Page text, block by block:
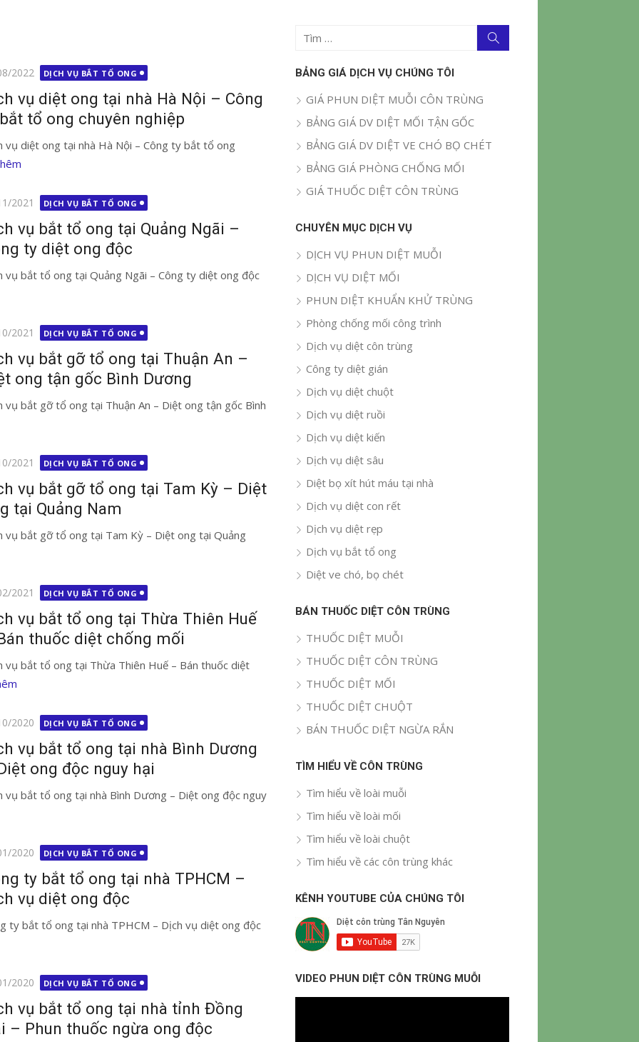
2022 DỊCH VỤ BẮT TỔ ONG
vụ diệt ong tại nhà Hà Nội – Công
tổ ong chuyên nghiệp
vụ diệt ong tại nhà Hà Nội – Công ty bắt tổ ong
2021 DỊCH VỤ BẮT TỔ ONG
vụ bắt tổ ong tại Quảng Ngãi –
ty diệt ong độc
vụ bắt tổ ong tại Quảng Ngãi – Công ty diệt ong độc
2021 DỊCH VỤ BẮT TỔ ONG
vụ bắt gỡ tổ ong tại Thuận An –
ong tận gốc Bình Dương
vụ bắt gỡ tổ ong tại Thuận An – Diệt ong tận gốc Bình
2021 DỊCH VỤ BẮT TỔ ONG
vụ bắt gỡ tổ ong tại Tam Kỳ – Diệt
tại Quảng Nam
vụ bắt gỡ tổ ong tại Tam Kỳ – Diệt ong tại Quảng
2021 DỊCH VỤ BẮT TỔ ONG
vụ bắt tổ ong tại Thừa Thiên Huế
thuốc diệt chống mối
vụ bắt tổ ong tại Thừa Thiên Huế – Bán thuốc diệt
2020 DỊCH VỤ BẮT TỔ ONG
vụ bắt tổ ong tại nhà Bình Dương
ong độc nguy hại
vụ bắt tổ ong tại nhà Bình Dương – Diệt ong độc nguy
2020 DỊCH VỤ BẮT TỔ ONG
ty bắt tổ ong tại nhà TPHCM –
vụ diệt ong độc
ty bắt tổ ong tại nhà TPHCM – Dịch vụ diệt ong độc
2020 DỊCH VỤ BẮT TỔ ONG
vụ bắt tổ ong tại nhà tỉnh Đồng
– Phun thuốc ngừa ong độc
Tìm
quả
kiếm
BẢNG GIÁ DỊCH VỤ CHÚNG TÔI
GIÁ PHUN DIỆT MUỖI CÔN TRÙNG
BẢNG GIÁ DV DIỆT MỐI TẬN GỐC
BẢNG GIÁ DV DIỆT VE CHÓ BỌ CHÉT
BẢNG GIÁ PHÒNG CHỐNG MỐI
GIÁ THUỐC DIỆT CÔN TRÙNG
CHUYÊN MỤC DỊCH VỤ
DỊCH VỤ PHUN DIỆT MUỖI
DỊCH VỤ DIỆT MỐI
PHUN DIỆT KHUẨN KHỬ TRÙNG
Phòng chống mối công trình
Dịch vụ diệt côn trùng
Công ty diệt gián
Dịch vụ diệt chuột
Dịch vụ diệt ruồi
Dịch vụ diệt kiến
Dịch vụ diệt sâu
Diệt bọ xít hút máu tại nhà
Dịch vụ diệt con rết
Dịch vụ diệt rẹp
Dịch vụ bắt tổ ong
Diệt ve chó, bọ chét
BÁN THUỐC DIỆT CÔN TRÙNG
THUỐC DIỆT MUỖI
THUỐC DIỆT CÔN TRÙNG
THUỐC DIỆT MỐI
THUỐC DIỆT CHUỘT
BÁN THUỐC DIỆT NGỪA RẮN
TÌM HIỂU VỀ CÔN TRÙNG
Tìm hiểu về loài muỗi
Tìm hiểu về loài mối
Tìm hiểu về loài chuột
Tìm hiểu về các côn trùng khác
KÊNH YOUTUBE CỦA CHÚNG TÔI
VIDEO PHUN DIỆT CÔN TRÙNG MUỖI